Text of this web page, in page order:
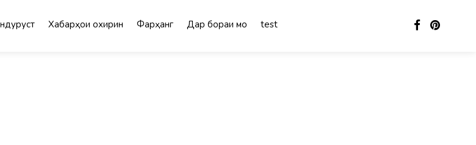
Хабарҳои охирин Фарҳанг Дар бораи мо test